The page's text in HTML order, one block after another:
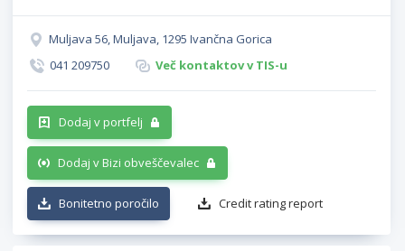
Muljava 56, Muljava, 1295 Ivančna Gorica
041 209750
Več kontaktov v TIS-u
Dodaj v portfelj
Dodaj v Bizi obveščevalec
Bonitetno poročilo Credit rating report